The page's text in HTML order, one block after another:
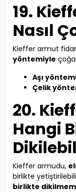
19.
Nasıl
Kieffer armut
yöntemiyle
Aşı
Çelik
20.
Hangi
Kieffer armudu,
birlikte
birlikte